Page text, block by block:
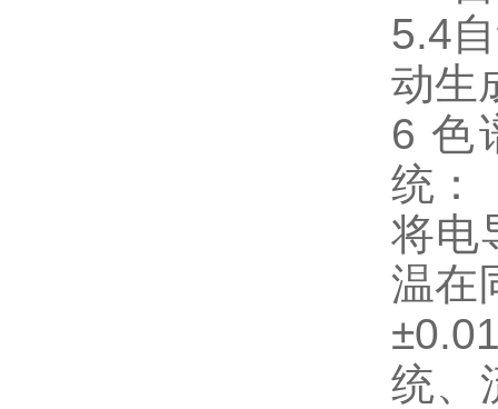
5.4
动生
6 色
统：
将电
温在
统、